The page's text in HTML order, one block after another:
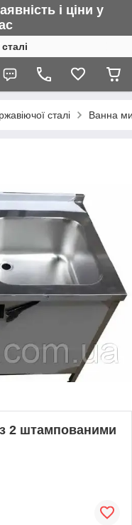
і ціни у
сталі Ванна
2 штампованими